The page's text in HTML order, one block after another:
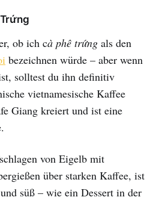
stay
ob ich cà phê trứng als den
bezeichnen würde – aber wenn
solltest du ihn definitiv
vietnamesische Kaffee
Giang kreiert und ist eine
von Eigelb mit
über starken Kaffee, ist
süß – wie ein Dessert in der